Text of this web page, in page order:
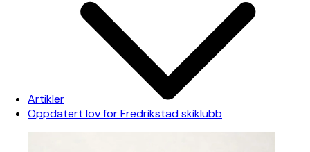
Artikler
Oppdatert lov for Fredrikstad skiklubb